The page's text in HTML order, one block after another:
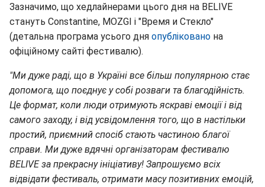
Зазначимо, що хедлайнерами цього дня на BELIVE
стануть Constantine, MOZGI і "Время и Стекло"
(детальна програма усього дня опубліковано на
офіційному сайті фестивалю).
"Ми дуже раді, що в Україні все більш популярною стає
допомога, що поєднує у собі розваги та благодійність.
Це формат, коли люди отримують яскраві емоції і від
самого заходу, і від усвідомлення того, що в настільки
простий, приємний спосіб стають частиною благої
справи. Ми дуже вдячні організаторам фестивалю
BELIVE за прекрасну ініціативу! Запрошуємо всіх
відвідати фестиваль, отримати масу позитивних емоцій,